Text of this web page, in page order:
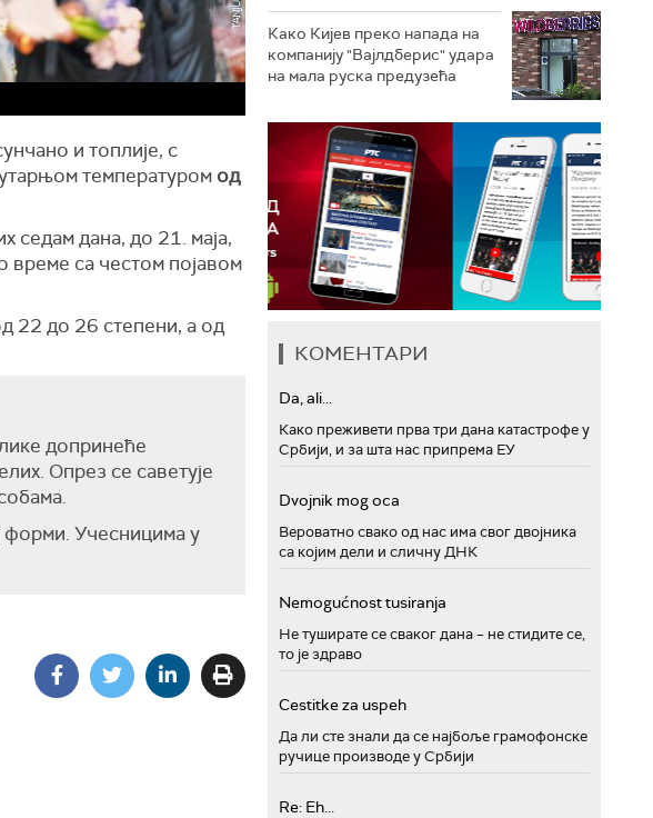
и топлије, с
температуром од
седам дана, до 21. маја,
време са честом појавом
22 до 26 степени, а од
допринеће
Опрез се саветује
форми. Учесницима у
Како Кијев преко напада на
компанију "Вајлдберис" удара
на мала руска предузећа
КОМЕНТАРИ
Da, ali...
Како преживети прва три дана катастрофе у
Србији, и за шта нас припрема ЕУ
Dvojnik mog oca
Вероватно свако од нас има свог двојника
са којим дели и сличну ДНК
Nemogućnost tusiranja
Не туширате се сваког дана – не стидите се,
то је здраво
Cestitke za uspeh
Да ли сте знали да се најбоље грамофонске
ручице производе у Србији
Re: Eh...